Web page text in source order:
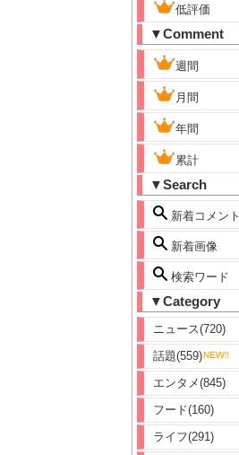
低評価
▼Comment
週間
月間
年間
累計
▼Search
新着コメント
新着画像
検索ワード
▼Category
ニュース(720)
話題(559)
エンタメ(845)
フード(160)
ライフ(291)